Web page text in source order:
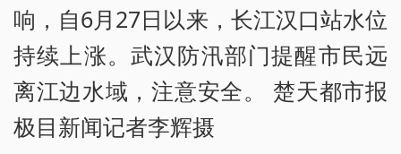
响，自6月27日以来，长江汉口站水位
持续上涨。武汉防汛部门提醒市民远
离江边水域，注意安全。 楚天都市报
极目新闻记者李辉摄